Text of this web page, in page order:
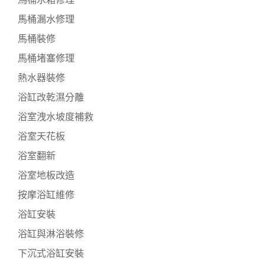
馬桶漏水修理
馬桶裝修
馬桶堵塞修理
熱水器裝修
浴缸改乾濕分離
浴室洩水坡度補救
浴室天花板
浴室翻新
浴室地板改造
按摩浴缸維修
浴缸安裝
浴缸與淋浴裝修
下沉式浴缸安裝